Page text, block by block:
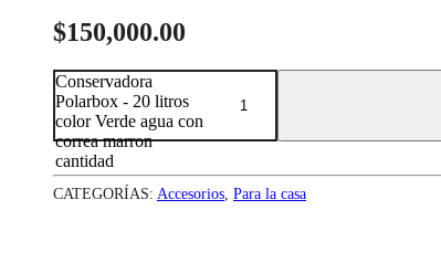
$150,000.00
Conservadora
Polarbox - 20 litros
color Verde agua con
correa marron
cantidad
CATEGORÍAS: Accesorios, Para la casa